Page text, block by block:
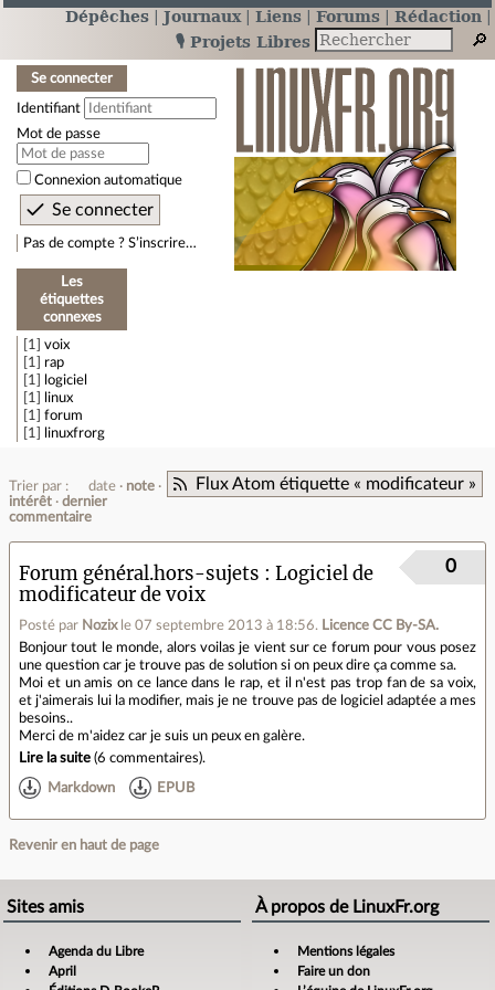
Dépêches Journaux Liens Forums
Rédaction
🎙️ Projets Libres
Se connecter
Identifiant
Mot de passe
Connexion automatique
Pas de compte ? S’inscrire…
Les
étiquettes
connexes
1
voix
1
rap
1
logiciel
1
linux
1
forum
1
linuxfrorg
Flux Atom étiquette « modificateur »
Trier par : date
note
intérêt
dernier
commentaire
Forum général.hors-sujets
Logiciel de
modificateur de voix
Posté par Nozix le 07 septembre 2013 à 18:56. Licence CC By‑SA.
0
Bonjour tout le monde, alors voilas je vient sur ce forum pour vous posez
une question car je trouve pas de solution si on peux dire ça comme sa.
Moi et un amis on ce lance dans le rap, et il n'est pas trop fan de sa voix,
et j'aimerais lui la modifier, mais je ne trouve pas de logiciel adaptée a mes
besoins..
Merci de m'aidez car je suis un peux en galère.
Lire la suite (6 commentaires).
Markdown EPUB
Revenir en haut de page
Sites amis
Agenda du Libre
April
À propos de LinuxFr.org
Mentions légales
Faire un don